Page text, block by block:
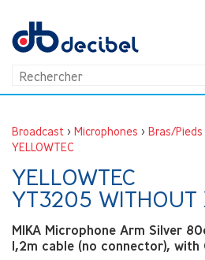
Broadcast > Microphones > Bras/
YELLOWTEC
YELLOWTEC
YT3205 WITHOUT
MIKA Microphone Arm Silver
1,2m cable (no connector), with